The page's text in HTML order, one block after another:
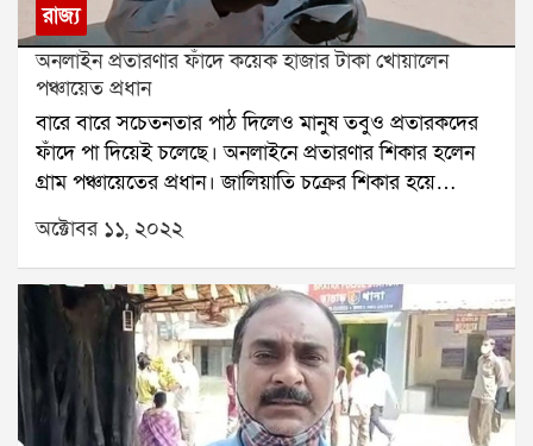
রাজ্য
অনলাইন প্রতারণার ফাঁদে কয়েক হাজার টাকা খোয়ালেন
পঞ্চায়েত প্রধান
বারে বারে সচেতনতার পাঠ দিলেও মানুষ তবুও প্রতারকদের
ফাঁদে পা দিয়েই চলেছে। অনলাইনে প্রতারণার শিকার হলেন
গ্রাম পঞ্চায়েতের প্রধান। জালিয়াতি চক্রের শিকার হয়ে
খোয়ালেন ১৬,৭০০ হাজার টাকা।পূর্ব বর্ধমানের ভাতারের
সাহেবগঞ্জ দুই নম্বর গ্রাম পঞ্চায়েতের প্রধান বিনয় কৃষ্ণ ঘোষ,
অনলাইন প্রতারণা চক্রের শিকার হলেন। মঙ্গলবার দুপুরে তিনি
অফিসের কাজে ব্যস্ত ছিলেন। সেই সময় একটি অজানা নম্বর
থেকে গ্যাস এজেন্সির পরিচয় দিয়ে তাঁর মোবাইলে ফোন
আসে। গ্যাসের ভর্তুকির টাকা ব্যাংকে জমা করে দেওয়ার নাম
করে ব্যাংক অ্যাকাউন্ট শেয়ার করতে বলা হয়। তিনি না বুঝে
ব্যাংক একাউন্ট নম্বর শেয়ার করেন। সঙ্গে ওটিপি নম্বরটাও।
অক্টোবর ১১, ২০২২